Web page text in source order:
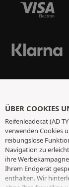
ÜBER COOKIES
Reifenleader.at (AD
verwenden Cookies
reibungslose
Navigation zu
ihre
Ihrem Endgerät
enthalten. Wir